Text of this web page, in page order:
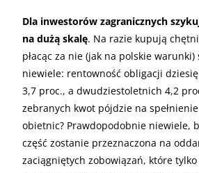
Dla inwestorów zagranicznych
na dużą skalę. Na razie kupują
płacąc za nie (jak na polskie
niewiele: rentowność obligacji
3,7 proc., a dwudziestoletnich 4,2
zebranych kwot pójdzie na
obietnic? Prawdopodobnie niewiele,
część zostanie przeznaczona na
zaciągniętych zobowiązań, które